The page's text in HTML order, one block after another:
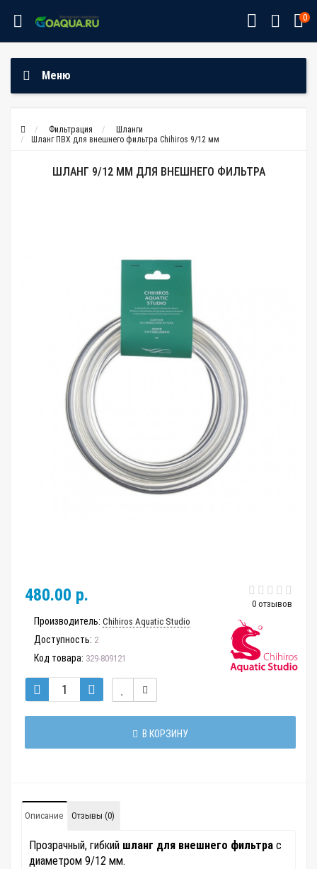
0
Меню
Фильтрация
Шланги
Шланг ПВХ для внешнего фильтра Chihiros 9/12 мм
ШЛАНГ 9/12 ММ ДЛЯ ВНЕШНЕГО ФИЛЬТРА
0 отзывов
480.00 р.
Производитель: Chihiros Aquatic Studio
Доступность: 2
Код товара: 329-809121
В КОРЗИНУ
Описание Отзывы (0)
Прозрачный, гибкий шланг для внешнего фильтра с
диаметром 9/12 мм.